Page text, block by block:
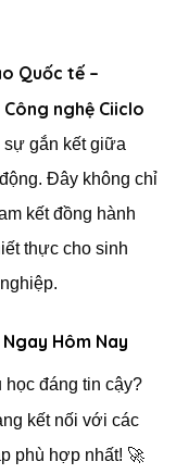
Quốc tế –
nghệ Ciiclo
sự gắn kết giữa
Đây không chỉ
kết đồng hành
thực cho sinh
Hôm Nay
học đáng tin cậy?
kết nối với các
phù hợp nhất! 🚀